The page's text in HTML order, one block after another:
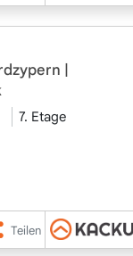
|
7. Etage
Teilen